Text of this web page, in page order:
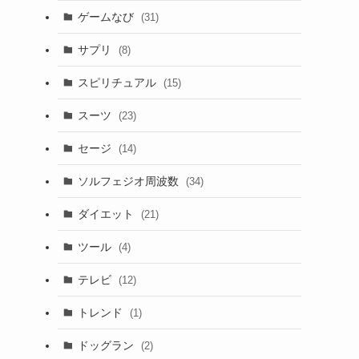
ゲームなび (31)
サプリ (8)
スピリチュアル (15)
スーツ (23)
セージ (14)
ソルフェジオ周波数 (34)
ダイエット (21)
ツール (4)
テレビ (12)
トレンド (1)
ドッグラン (2)